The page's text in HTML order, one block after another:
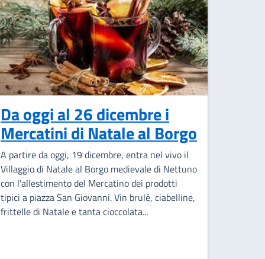
Da oggi al 26 dicembre i
Mercatini di Natale al Borgo
A partire da oggi, 19 dicembre, entra nel vivo il
Villaggio di Natale al Borgo medievale di Nettuno
con l'allestimento del Mercatino dei prodotti
tipici a piazza San Giovanni. Vin brulé, ciabelline,
frittelle di Natale e tanta cioccolata...